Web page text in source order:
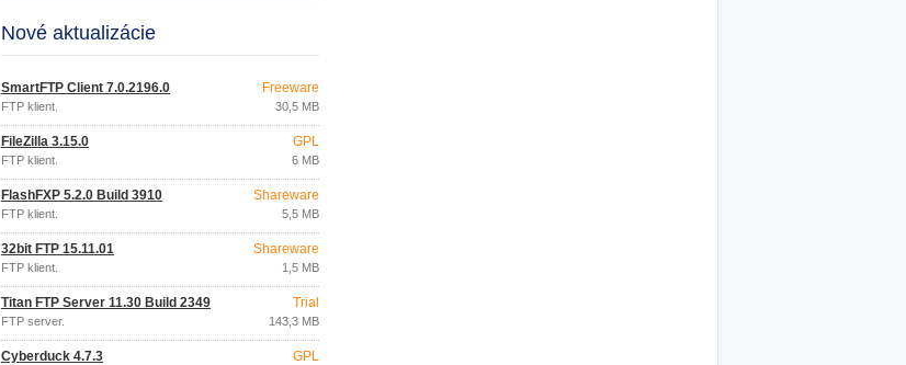
Nové aktualizácie
SmartFTP Client 7.0.2196.0
FTP klient.
Freeware
30,5 MB
FileZilla 3.15.0
FTP klient.
GPL
6 MB
FlashFXP 5.2.0 Build 3910
FTP klient.
Shareware
5,5 MB
32bit FTP 15.11.01
FTP klient.
Shareware
1,5 MB
Titan FTP Server 11.30 Build 2349
FTP server.
Trial
143,3 MB
Cyberduck 4.7.3 GPL